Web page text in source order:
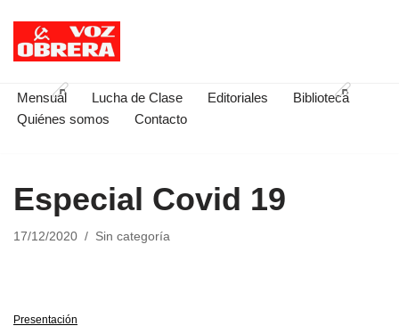
Saltar
contenido
Mensual Lucha de Clase Editoriales
Biblioteca
Quiénes somos
Contacto
Especial Covid 19
17/12/2020 Sin categoría
Presentación